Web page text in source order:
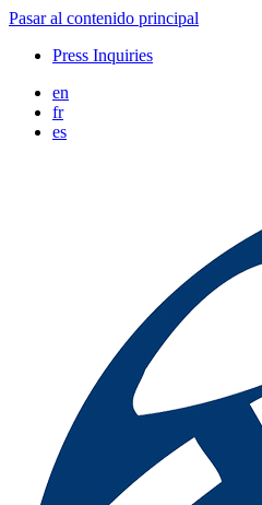
Pasar al contenido principal
Press Inquiries
en
fr
es